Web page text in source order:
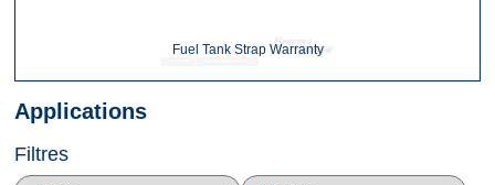
Fuel Tank Strap Warranty
Applications
Filtres